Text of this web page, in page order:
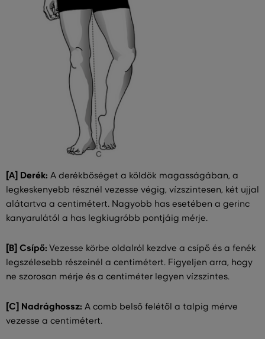
[A] Derék: A derékbőséget a köldök magasságában, a
legkeskenyebb résznél vezesse végig, vízszintesen, két ujjal
alátartva a centimétert. Nagyobb has esetében a gerinc
kanyarulától a has legkiugróbb pontjáig mérje.
[B] Csípő: Vezesse körbe oldalról kezdve a csípő és a fenék
legszélesebb részeinél a centimétert. Figyeljen arra, hogy
ne szorosan mérje és a centiméter legyen vízszintes.
[C] Nadrághossz: A comb belső felétől a talpig mérve
vezesse a centimétert.